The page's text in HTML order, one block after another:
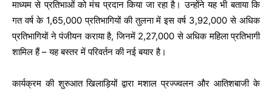
माध्यम से प्रतिभाओं को मंच प्रदान किया जा रहा है। उन्होंने यह भी बताया कि
गत वर्ष के 1,65,000 प्रतिभागियों की तुलना में इस वर्ष 3,92,000 से अधिक
प्रतिभागियों ने पंजीयन कराया है, जिनमें 2,27,000 से अधिक महिला प्रतिभागी
शामिल हैं – यह बस्तर में परिवर्तन की नई बयार है।
कार्यक्रम की शुरुआत खिलाड़ियों द्वारा मशाल प्रज्ज्वलन और आतिशबाजी के